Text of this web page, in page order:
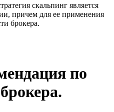
скальпинг является
причем для ее применения
брокера.
по